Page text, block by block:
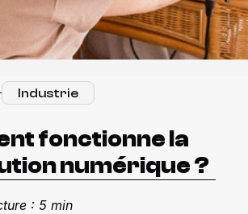
Industrie
fonctionne la
numérique ?
: 5 min